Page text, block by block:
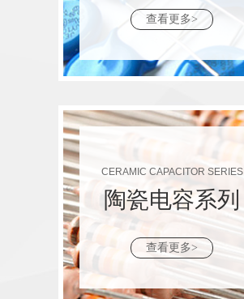
查看更多>
CERAMIC CAPACITOR SERIES
陶瓷电容系列
查看更多>